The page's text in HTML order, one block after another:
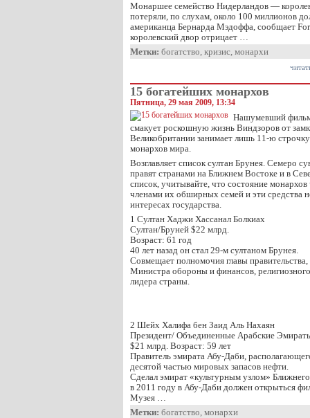
Монаршее семейство Нидерландов —
потеряли, по слухам, около 100 миллионов
американца Бернарда Мэдоффа, сообщает
королевский двор отрицает …
Метки: богатство, кризис, монархи
15 богатейших монархов
Пятница, 29 мая 2009, 13:34
Нашумевший фильм
смакует роскошную жизнь Виндзоров от
Великобритании занимает лишь 11-ю
монархов мира.
Возглавляет список султан Брунея. Семеро
правят странами на Ближнем Востоке и в
список, учитывайте, что состояние
членами их обширных семей и эти средства
интересах государства.
1 Султан Хаджи Хассанал Болкиах
Султан/Бруней $22 млрд.
Возраст: 61 год
40 лет назад он стал 29-м султаном Брунея.
Совмещает полномочия главы правительства,
Министра обороны и финансов, религиозного
лидера страны.
2 Шейх Халифа бен Заид Аль Нахаян
Президент/ Объединенные Арабские
$21 млрд. Возраст: 59 лет
Правитель эмирата Абу-Даби,
десятой частью мировых запасов нефти.
Сделал эмират «культурным узлом»
в 2011 году в Абу-Даби должен открыться
Музея …
Метки: богатство, монархи